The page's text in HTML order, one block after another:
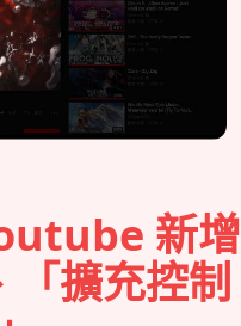
新增
「擴充控制